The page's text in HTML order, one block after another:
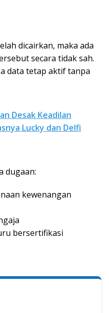
dicairkan, maka ada
secara tidak sah.
data tetap aktif tanpa
Desak Keadilan
Lucky dan Delfi
dugaan:
kewenangan
bersertifikasi